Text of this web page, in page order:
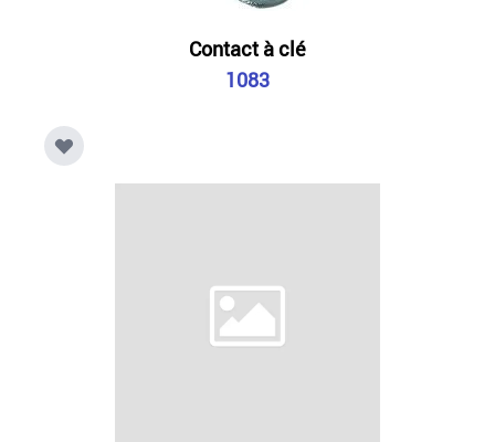
Contact à clé
1083